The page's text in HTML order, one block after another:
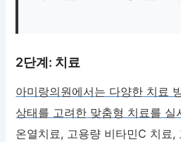
2단계: 치료
아미랑의원에서는 다양한 치료
상태를 고려한 맞춤형 치료를 실
온열치료, 고용량 비타민C 치료,